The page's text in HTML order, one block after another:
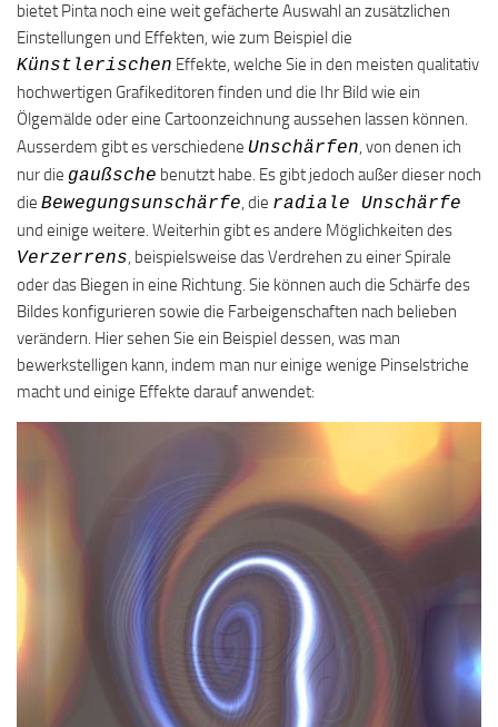
bietet Pinta noch eine weit gefächerte Auswahl an zusätzlichen
Einstellungen und Effekten, wie zum Beispiel die
Künstlerischen Effekte, welche Sie in den meisten qualitativ
hochwertigen Grafikeditoren finden und die Ihr Bild wie ein
Ölgemälde oder eine Cartoonzeichnung aussehen lassen können.
Ausserdem gibt es verschiedene Unschärfen, von denen ich
nur die gaußsche benutzt habe. Es gibt jedoch außer dieser noch
die Bewegungsunschärfe, die radiale Unschärfe
und einige weitere. Weiterhin gibt es andere Möglichkeiten des
Verzerrens, beispielsweise das Verdrehen zu einer Spirale
oder das Biegen in eine Richtung. Sie können auch die Schärfe des
Bildes konfigurieren sowie die Farbeigenschaften nach belieben
verändern. Hier sehen Sie ein Beispiel dessen, was man
bewerkstelligen kann, indem man nur einige wenige Pinselstriche
macht und einige Effekte darauf anwendet: